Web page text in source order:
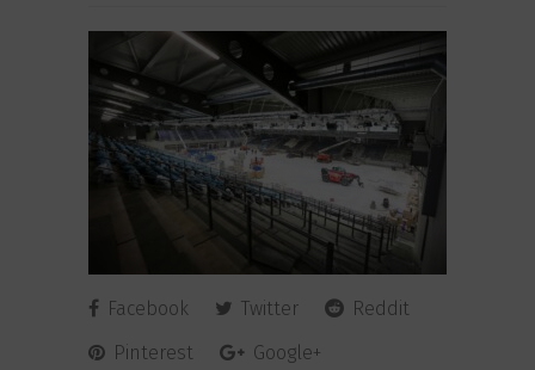
Facebook Twitter
Reddit
Pinterest
Google+